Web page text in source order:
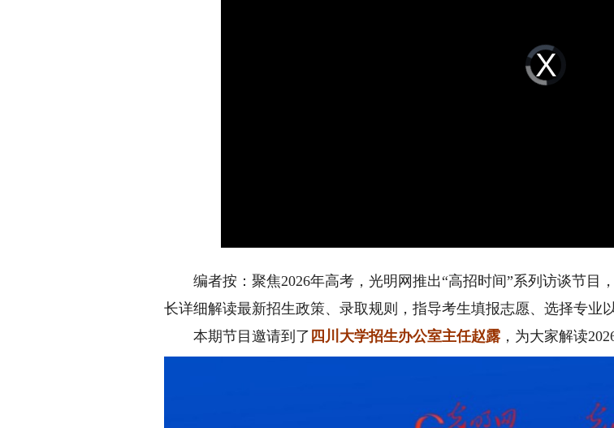
Video
Player
is
loading.
编者按：聚焦2026年高考，光明网推出“高招时间”系列访谈节目
长详细解读最新招生政策、录取规则，指导考生填报志愿、选择专业
本期节目邀请到了 四川大学招生办公室主任赵露 ，为大家解读